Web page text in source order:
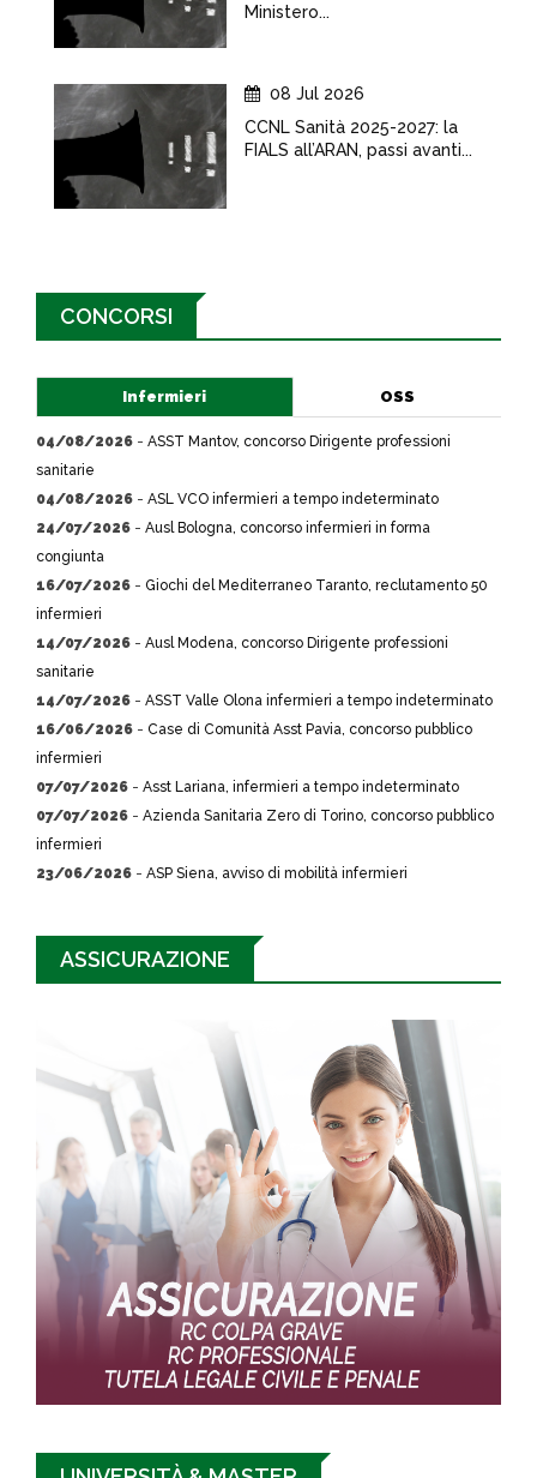
Ministero...
08 Jul 2026
CCNL Sanità 2025-2027: la
FIALS all’ARAN, passi avanti...
CONCORSI
Infermieri OSS
04/08/2026 - ASST Mantov, concorso Dirigente professioni
sanitarie
04/08/2026 - ASL VCO infermieri a tempo indeterminato
24/07/2026 - Ausl Bologna, concorso infermieri in forma
congiunta
16/07/2026 - Giochi del Mediterraneo Taranto, reclutamento 50
infermieri
14/07/2026 - Ausl Modena, concorso Dirigente professioni
sanitarie
14/07/2026 - ASST Valle Olona infermieri a tempo indeterminato
16/06/2026 - Case di Comunità Asst Pavia, concorso pubblico
infermieri
07/07/2026 - Asst Lariana, infermieri a tempo indeterminato
07/07/2026 - Azienda Sanitaria Zero di Torino, concorso pubblico
infermieri
23/06/2026 - ASP Siena, avviso di mobilità infermieri
ASSICURAZIONE